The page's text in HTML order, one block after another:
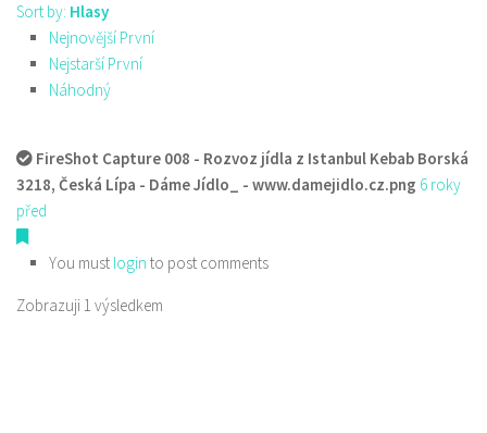
Sort by: Hlasy
Nejnovější První
Nejstarší První
Náhodný
FireShot Capture 008 - Rozvoz jídla z Istanbul Kebab Borská
3218, Česká Lípa - Dáme Jídlo_ - www.damejidlo.cz.png 6 roky
před
You must login to post comments
Zobrazuji 1 výsledkem